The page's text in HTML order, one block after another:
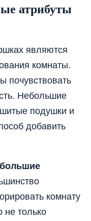
атрибуты
являются
комнаты.
почувствовать
Небольшие
подушки и
добавить
комнату
только